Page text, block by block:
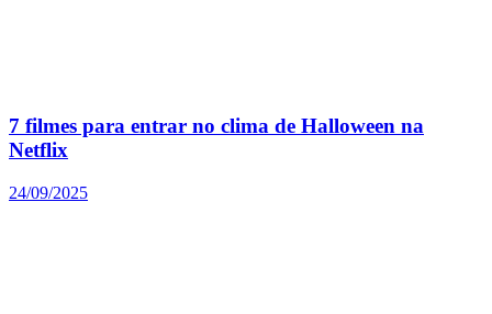
7 filmes para entrar no clima de Halloween na
Netflix
24/09/2025